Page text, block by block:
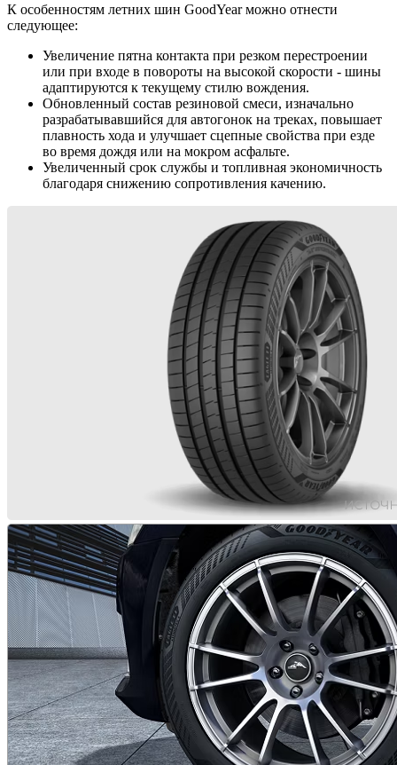
К особенностям летних шин GoodYear можно отнести
следующее:
Увеличение пятна контакта при резком перестроении
или при входе в повороты на высокой скорости - шины
адаптируются к текущему стилю вождения.
Обновленный состав резиновой смеси, изначально
разрабатывавшийся для автогонок на треках, повышает
плавность хода и улучшает сцепные свойства при езде
во время дождя или на мокром асфальте.
Увеличенный срок службы и топливная экономичность
благодаря снижению сопротивления качению.